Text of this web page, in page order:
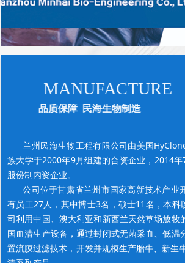
MANUFACTURE
品质保障 民海生物制造
兰州民海生物工程有限公司由美国
族大学于2000年9月组建的合资企业，2014
股份制内资企业。
公司位于甘肃省兰州市国家高新技术产业
有员工27人，其中博士3名，硕士11名，本科
司利用中国、澳大利亚和新西兰天然草场放牧
国血清生产设备，通过封闭式无菌采血、低温
置流膜过滤技术，开发并规模生产胎牛、新生